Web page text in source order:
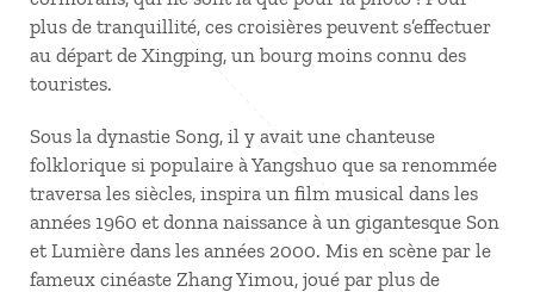
plus de tranquillité, ces croisières peuvent s’effectuer
au départ de Xingping, un bourg moins connu des
touristes.
Sous la dynastie Song, il y avait une chanteuse
folklorique si populaire à Yangshuo que sa renommée
traversa les siècles, inspira un film musical dans les
années 1960 et donna naissance à un gigantesque Son
et Lumière dans les années 2000. Mis en scène par le
fameux cinéaste Zhang Yimou, joué par plus de